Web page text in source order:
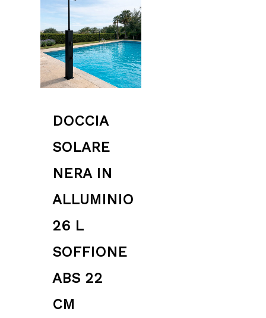
DOCCIA
SOLARE
NERA IN
ALLUMINIO
26 L
SOFFIONE
ABS 22
CM